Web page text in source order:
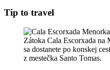
Tip to travel
Zátoka Cala Escorxada na
sa dostanete po konskej
z mestečka Santo Tomas.